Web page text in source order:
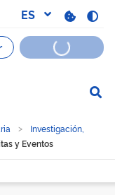
Investigación,
y Eventos